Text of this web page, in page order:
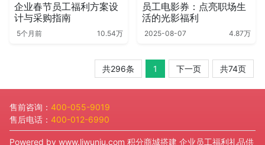
企业春节员工福利方案设
计与采购指南
5个月前 10.54万
员工电影券：点亮职场生
活的光影福利
2025-08-07 4.87万
共296条 1 下一页 共74页
售前咨询： 400-055-9019
售后电话： 400-012-6990
Powered by www.liwuniu.com 积分商城搭建 企业员工福利礼品供